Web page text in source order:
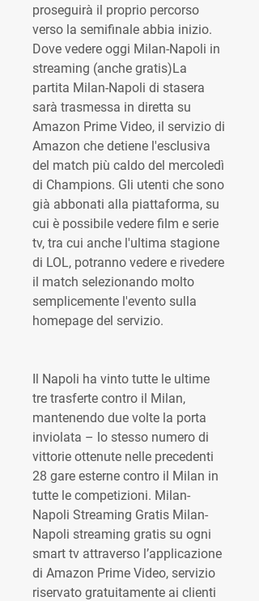
proseguirà il proprio percorso
verso la semifinale abbia inizio.
Dove vedere oggi Milan-Napoli in
streaming (anche gratis)La
partita Milan-Napoli di stasera
sarà trasmessa in diretta su
Amazon Prime Video, il servizio di
Amazon che detiene l'esclusiva
del match più caldo del mercoledì
di Champions. Gli utenti che sono
già abbonati alla piattaforma, su
cui è possibile vedere film e serie
tv, tra cui anche l'ultima stagione
di LOL, potranno vedere e rivedere
il match selezionando molto
semplicemente l'evento sulla
homepage del servizio.
Il Napoli ha vinto tutte le ultime
tre trasferte contro il Milan,
mantenendo due volte la porta
inviolata – lo stesso numero di
vittorie ottenute nelle precedenti
28 gare esterne contro il Milan in
tutte le competizioni. Milan-
Napoli Streaming Gratis Milan-
Napoli streaming gratis su ogni
smart tv attraverso l’applicazione
di Amazon Prime Video, servizio
riservato gratuitamente ai clienti